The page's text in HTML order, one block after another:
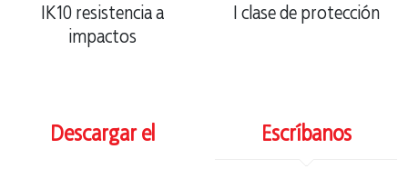
IK10 resistencia a
impactos
I clase de protección
Descargar el Escríbanos